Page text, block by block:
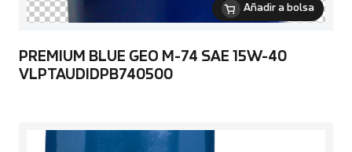
Añadir a bolsa
PREMIUM BLUE GEO M-74 SAE 15W-40
VLPTAUDIDPB740500